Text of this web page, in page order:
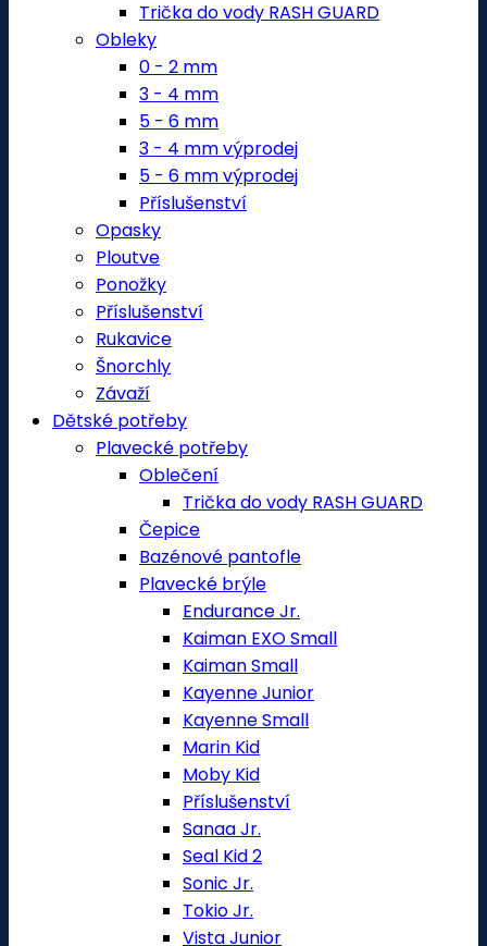
Trička do vody RASH GUARD
Obleky
0 - 2 mm
3 - 4 mm
5 - 6 mm
3 - 4 mm výprodej
5 - 6 mm výprodej
Příslušenství
Opasky
Ploutve
Ponožky
Příslušenství
Rukavice
Šnorchly
Závaží
Dětské potřeby
Plavecké potřeby
Oblečení
Trička do vody RASH GUARD
Čepice
Bazénové pantofle
Plavecké brýle
Endurance Jr.
Kaiman EXO Small
Kaiman Small
Kayenne Junior
Kayenne Small
Marin Kid
Moby Kid
Příslušenství
Sanaa Jr.
Seal Kid 2
Sonic Jr.
Tokio Jr.
Vista Junior